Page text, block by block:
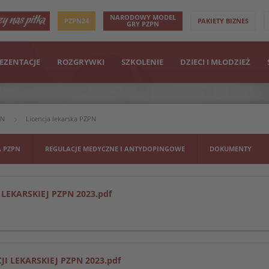
PZPN24 NARODOWY MODEL
GRY PZPN PAKIETY BIZNES
ROZGRYWKI SZKOLENIE DZIECI I MŁODZIEŻ
Licencja lekarska PZPN
PZPN REGULACJE MEDYCZNE I ANTYDOPINGOWE DOKUMENTY
PZPN 2023.pdf
LEKARSKIEJ PZPN 2023.pdf